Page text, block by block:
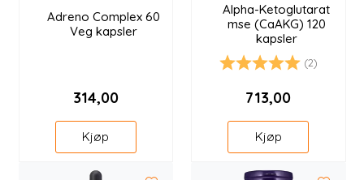
Adreno Complex 60
Veg kapsler
314,00
Kjøp
Alpha-Ketoglutarat
mse (CaAKG) 120
kapsler
Karakter:
(2)
5.0 av 5 mulige
713,00
Kjøp